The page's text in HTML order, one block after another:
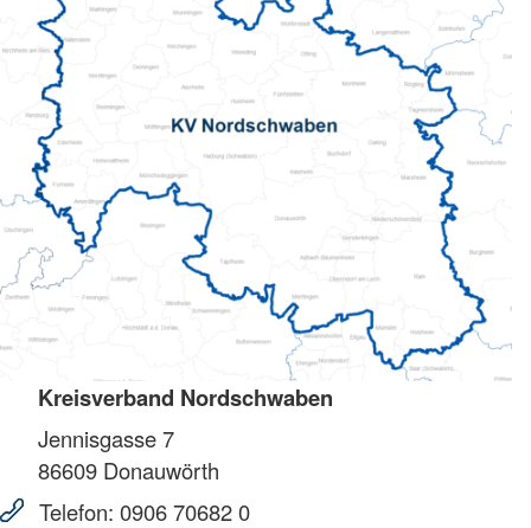
Kreisverband Nordschwaben
Jennisgasse 7
86609 Donauwörth
Telefon: 0906 70682 0